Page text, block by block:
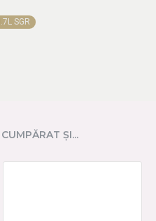
SGR
ŞI...